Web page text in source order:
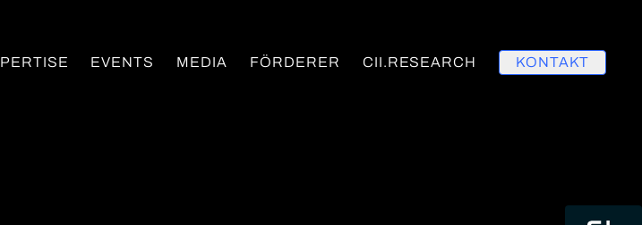
EVENTS MEDIA FÖRDERER CII.RESEARCH KONTAKT